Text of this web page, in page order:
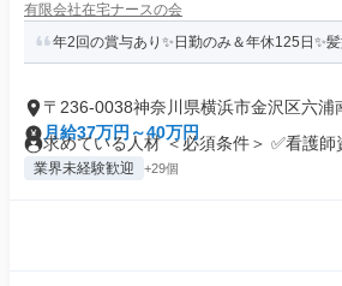
有限会社在宅ナースの会
年2回の賞与あり✨日勤のみ＆年休125日✨
〒236-0038神奈川県横浜市金沢区六浦
月給37万円～40万円
求めている人材 ＜必須条件＞ ✅看護
業界未経験歓迎 +29個